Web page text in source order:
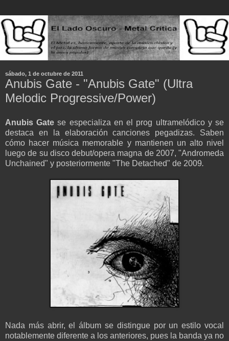
sábado, 1 de octubre de 2011
Anubis Gate - "Anubis Gate" (Ultra
Melodic Progressive/Power)
Anubis Gate se especializa en el prog ultramelódico y se
destaca
en la elaboración canciones pegadizas. Saben
cómo hacer música memorable y mantienen un alto nivel
luego de su disco debut/opera magna de 2007, "Andromeda
Unchained" y posteriormente "The Detached" de 2009.
Nada más abrir, el álbum se distingue porunestilo vocal
notablemente diferente a los anteriores, pues l a banda ya no